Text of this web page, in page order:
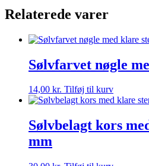
Relaterede varer
Sølvfarvet nøgle
14,00 kr. Tilføj til kurv
Sølvbelagt kors
mm